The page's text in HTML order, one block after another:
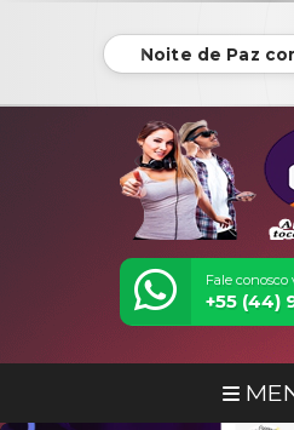
Noite de Paz
Fale
+55 (44)